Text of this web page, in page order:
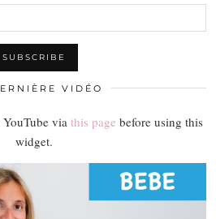
VIDÉO
via this page before using this
widget.